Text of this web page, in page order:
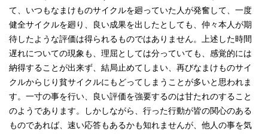
て、いつもなまけものサイクルを廻っていた人が発奮して、一度
健全サイクルを廻り、良い成果を出したとしても、仲々本人が期
待したような評価は得られるものではありません。上述した時間
遅れについての現象も、理屈としては分っていても、感覚的には
納得することが出来ず、結局止めてしまい、再びなまけものサイ
クルからじり貧サイクルにもどってしまうことが多いと思われま
す。一寸の事を行い、良い評価を強要するのは甘たれのすること
のようであります。しかしながら、行った行動が皆の関心のある
ものであれば、速い応答もあるかも知れませんが、他人の事を気